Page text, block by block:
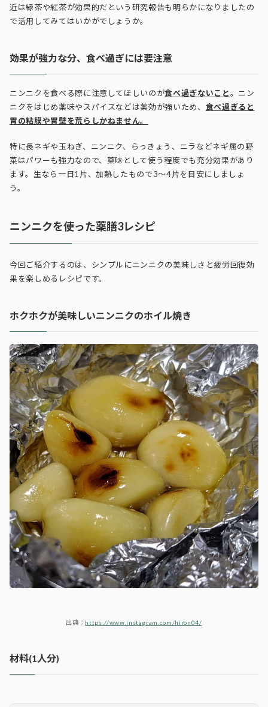
近は緑茶や紅茶が効果的だという研究報告も明らかになりましたの
で活用してみてはいかがでしょうか。
効果が強力な分、食べ過ぎには要注意
ニンニクを食べる際に注意してほしいのが食べ過ぎないこと。ニン
ニクをはじめ薬味やスパイスなどは薬効が強いため、 食べ過ぎると
胃の粘膜や胃壁を荒らしかねません。
特に長ネギや玉ねぎ、ニンニク、らっきょう、ニラなどネギ属の野
菜はパワーも強力なので、薬味として使う程度でも充分効果があり
ます。生なら一日1片、加熱したもので3～4片を目安にしましょ
う。
ニンニクを使った薬膳3レシピ
今回ご紹介するのは、シンプルにニンニクの美味しさと疲労回復効
果を楽しめるレシピです。
ホクホクが美味しいニンニクのホイル焼き
出典： https://www.instagram.com/hiron04/
材料(1人分)